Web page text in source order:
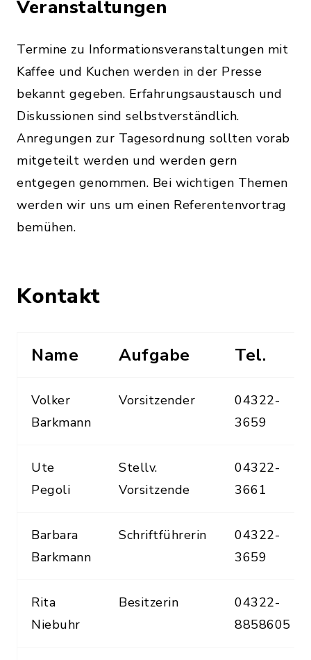
Veranstaltungen
Termine zu Informationsveranstaltungen mit
Kaffee und Kuchen werden in der Presse
bekannt gegeben. Erfahrungsaustausch und
Diskussionen sind selbstverständlich.
Anregungen zur Tagesordnung sollten vorab
mitgeteilt werden und werden gern
entgegen genommen. Bei wichtigen Themen
werden wir uns um einen Referentenvortrag
bemühen.
Kontakt
Name Aufgabe Tel.
Volker
Barkmann
Vorsitzender
04322-
3659
Ute
Pegoli
Stellv.
Vorsitzende
04322-
3661
Barbara
Barkmann
Schriftführerin
04322-
3659
Rita
Niebuhr
Besitzerin
04322-
8858605